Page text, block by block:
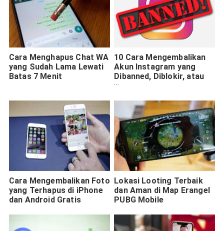
Cara Menghapus Chat WA
yang Sudah Lama Lewati
Batas 7 Menit
10 Cara Mengembalikan
Akun Instagram yang
Dibanned, Diblokir, atau
Dinonaktifkan
Cara Mengembalikan Foto
yang Terhapus di iPhone
dan Android Gratis
Lokasi Looting Terbaik
dan Aman di Map Erangel
PUBG Mobile